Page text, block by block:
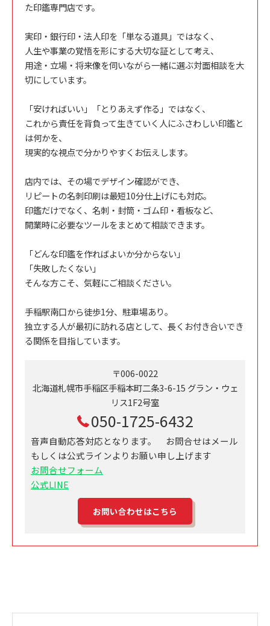
た印鑑専門店です。
実印・銀行印・法人印を「単なる道具」ではなく、
人生や事業の覚悟を形にする大切な証として考え、
用途・立場・将来像を伺いながら一緒に選ぶ対面相談を大
切にしています。
「安ければいい」「とりあえず作る」ではなく、
これから責任を背負って生きていく人にふさわしい印鑑と
は何かを、
現実的な視点で分かりやすくお伝えします。
店内では、その場でデザイン確認ができ、
リピートの名刺印刷は最短10分仕上げにも対応。
印鑑だけでなく、名刺・封筒・ゴム印・看板など、
開業時に必要なツールをまとめて相談できます。
「どんな印鑑を作ればよいか分からない」
「失敗したくない」
そんな方こそ、気軽にご相談ください。
手稲駅南口から徒歩1分、駐車場あり。
独立する人が最初に訪れる店として、長くお付き合いでき
る関係を目指しています。
〒006-0022
北海道札幌市手稲区手稲本町二条3-6-15 グラン・ウェ
リス1F2号室
050-1725-6432
音声自動応答対応となります。 お問合せはメール
もしくは公式ラインよりお願い申し上げます
お問合せフォーム
公式LINE
お問い合わせはこちら